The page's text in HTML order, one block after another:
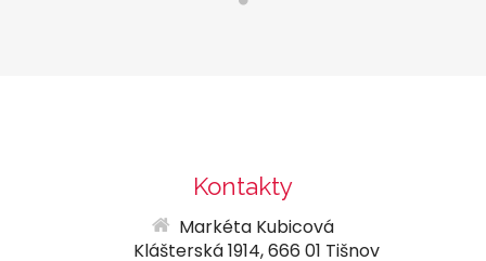
Kontakty
Markéta Kubicová
Klášterská 1914, 666 01 Tišnov